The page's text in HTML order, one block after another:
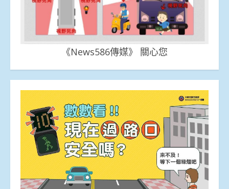
《News586傳媒》 關心您